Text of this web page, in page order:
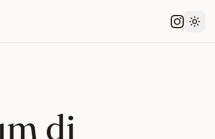
di